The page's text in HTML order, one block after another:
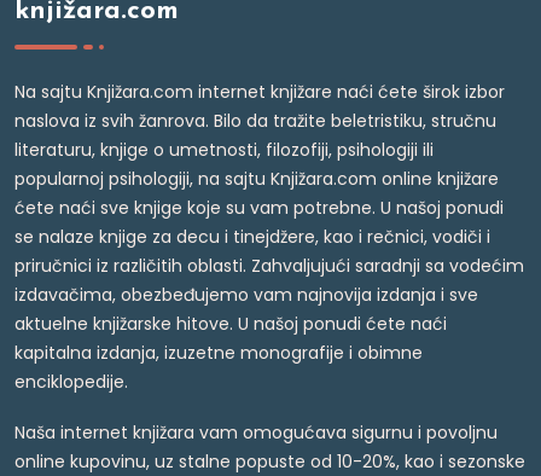
knjižara.com
Na sajtu Knjižara.com internet knjižare naći ćete širok izbor
naslova iz svih žanrova. Bilo da tražite beletristiku, stručnu
literaturu, knjige o umetnosti, filozofiji, psihologiji ili
popularnoj psihologiji, na sajtu Knjižara.com online knjižare
ćete naći sve knjige koje su vam potrebne. U našoj ponudi
se nalaze knjige za decu i tinejdžere, kao i rečnici, vodiči i
priručnici iz različitih oblasti. Zahvaljujući saradnji sa vodećim
izdavačima, obezbeđujemo vam najnovija izdanja i sve
aktuelne knjižarske hitove. U našoj ponudi ćete naći
kapitalna izdanja, izuzetne monografije i obimne
enciklopedije.
Naša internet knjižara vam omogućava sigurnu i povoljnu
online kupovinu, uz stalne popuste od 10-20%, kao i sezonske